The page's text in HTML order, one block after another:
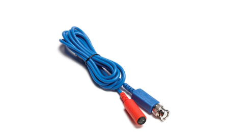
GDPR Slovník pojmov